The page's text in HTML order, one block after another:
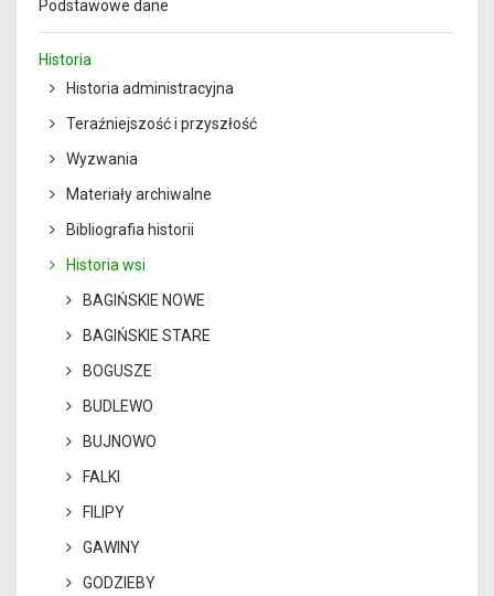
Podstawowe dane
Historia
Historia administracyjna
Teraźniejszość i przyszłość
Wyzwania
Materiały archiwalne
Bibliografia historii
Historia wsi
BAGIŃSKIE NOWE
BAGIŃSKIE STARE
BOGUSZE
BUDLEWO
BUJNOWO
FALKI
FILIPY
GAWINY
GODZIEBY